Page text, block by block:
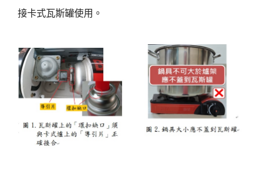
接卡式瓦斯罐使用。